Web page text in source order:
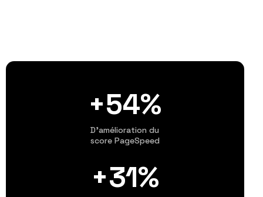
+54%
D’amélioration du
score PageSpeed
+31%